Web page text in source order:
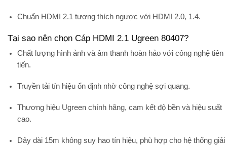
Chuẩn HDMI 2.1 tương thích ngược với HDMI 2.0, 1.4.
Tại sao nên chọn Cáp HDMI 2.1 Ugreen 80407?
Chất lượng hình ảnh và âm thanh hoàn hảovới công nghệ tiên
tiến.
Truyền tải tín hiệu ổn địnhnhờ công nghệ sợi quang.
Thương hiệu Ugreen chính hãng, cam kết độ bền và hiệu suất
cao.
Dây dài 15m không suy hao tín hiệu, phù hợp cho hệ thống giải